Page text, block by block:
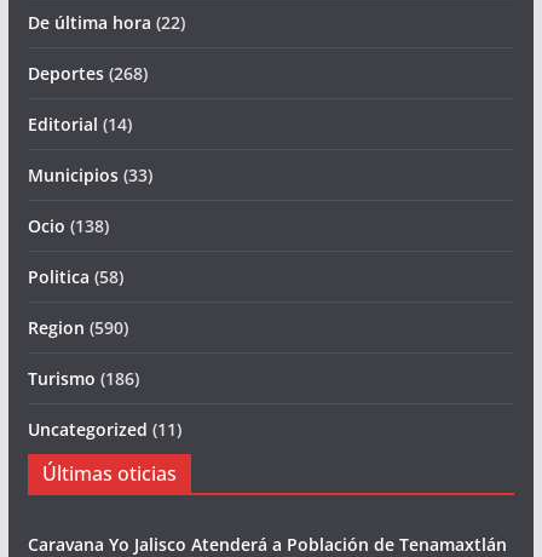
De última hora (22)
Deportes(268)
Editorial (14)
Municipios(33)
Ocio (138)
Politica (58)
Region (590)
Turismo (186)
Uncategorized (11)
Últimas oticias
Caravana Yo Jalisco Atenderá a Población de Tenamaxtlán